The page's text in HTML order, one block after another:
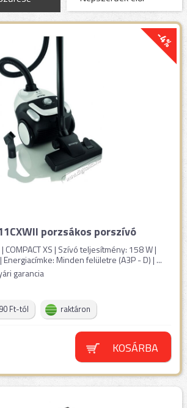
-4%
porzsákos porszívó
COMPACT XS | Szívó teljesítmény: 158 W |
Minden felületre (A3P - D) | ...
garancia
Ft-tól raktáron
KOSÁRBA